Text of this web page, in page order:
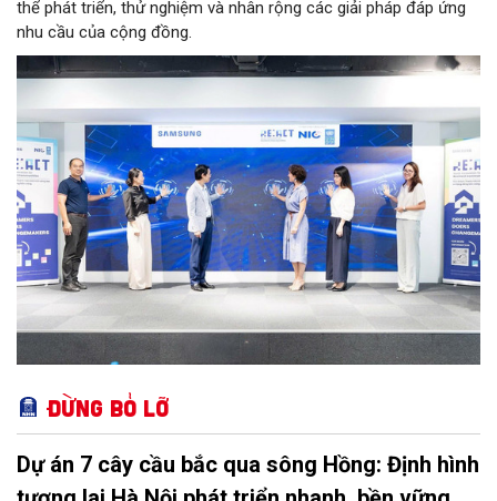
thể phát triển, thử nghiệm và nhân rộng các giải pháp đáp ứng
nhu cầu của cộng đồng.
Đừng bỏ lỡ
Dự án 7 cây cầu bắc qua sông Hồng: Định hình